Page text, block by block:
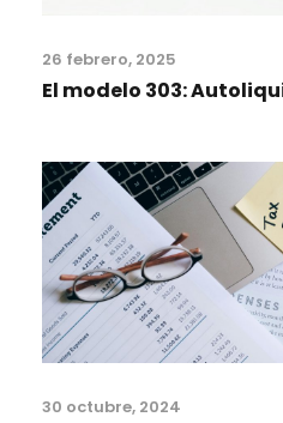
26 febrero, 2025
El modelo 303:
30 octubre, 2024